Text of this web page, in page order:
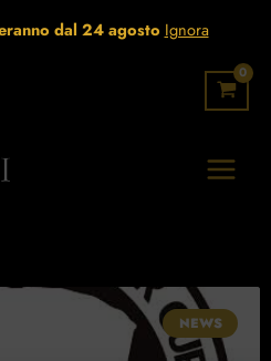
dal 24 agosto Ignora
NEWS
Pagina